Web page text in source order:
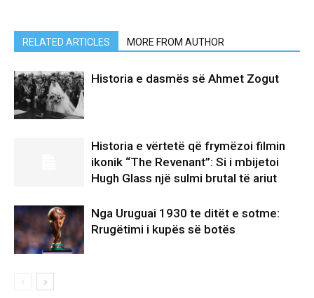
RELATED ARTICLES MORE FROM AUTHOR
Historia e dasmës së Ahmet Zogut
Historia e vërtetë që frymëzoi filmin
ikonik “The Revenant”: Si i mbijetoi
Hugh Glass një sulmi brutal të ariut
Nga Uruguai 1930 te ditët e sotme:
Rrugëtimi i kupës së botës